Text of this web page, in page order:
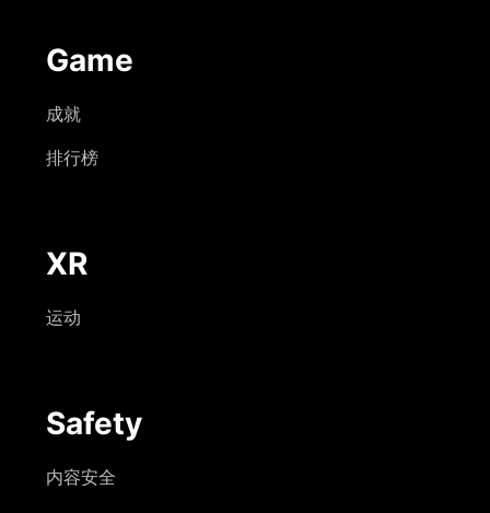
Game
成就
排行榜
XR
运动
Safety
内容安全